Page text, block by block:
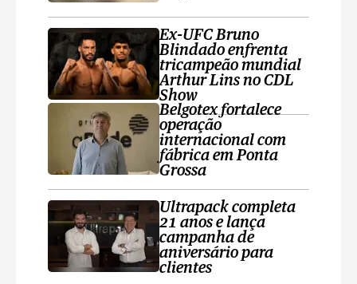
Ex-UFC Bruno
Blindado enfrenta
tricampeão mundial
Arthur Lins no CDL
Show
Belgotex fortalece
operação
internacional com
fábrica em Ponta
Grossa
Ultrapack completa
21 anos e lança
campanha de
aniversário para
clientes